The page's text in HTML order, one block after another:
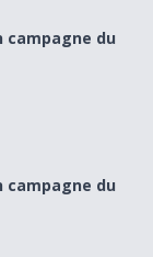
campagne du
campagne du